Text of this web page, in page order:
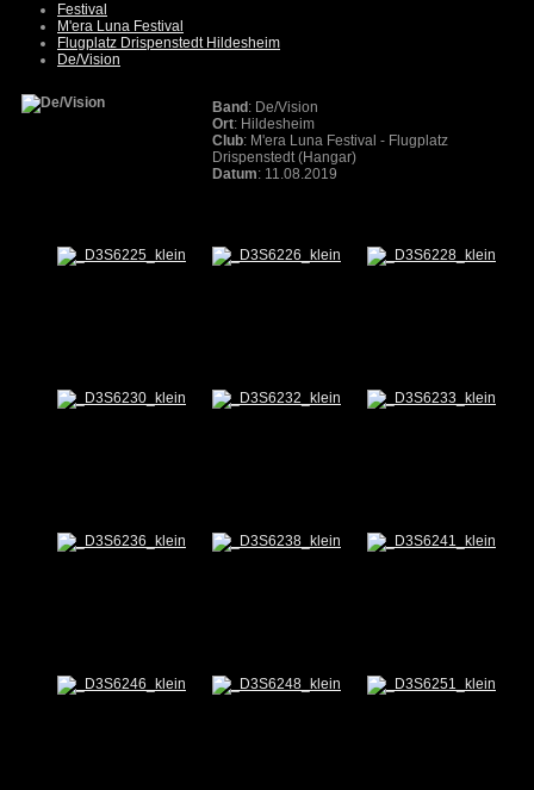
Festival
M'era Luna Festival
Flugplatz Drispenstedt Hildesheim
De/Vision
Band : De/Vision
Ort: Hildesheim
Club: M'era Luna Festival - Flugplatz
Drispenstedt (Hangar)
Datum: 11.08.2019